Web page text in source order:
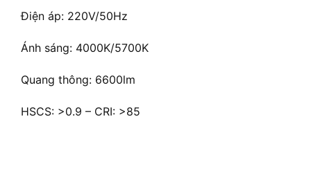
Điện áp: 220V/50Hz
Ánh sáng: 4000K/5700K
Quang thông: 6600lm
HSCS: >0.9 – CRI: >85